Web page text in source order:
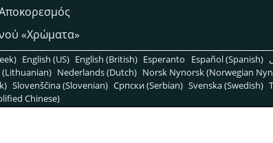
«Χρώματα»
English (US) English (British) Esperanto Español (Spanish)
(Lithuanian) Nederlands (Dutch) Norsk Nynorsk (Norwegian
Slovenščina (Slovenian) Српски (Serbian) Svenska (Swedish)
Chinese)